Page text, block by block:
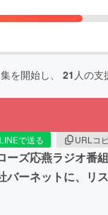
を開始し、 21 人の支
LINEで送る URLコ
ーズ応燕ラジオ番
ーネットに、リ